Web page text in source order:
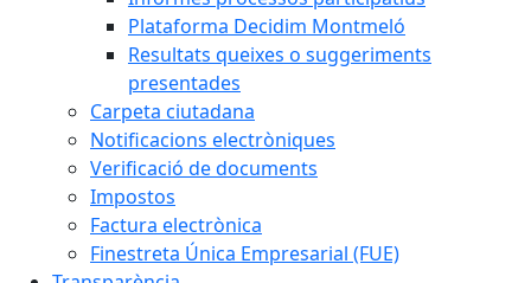
Plataforma Decidim Montmeló
Resultats queixes o suggeriments
presentades
Carpeta ciutadana
Notificacions electròniques
Verificació de documents
Impostos
Factura electrònica
Finestreta Única Empresarial (FUE)